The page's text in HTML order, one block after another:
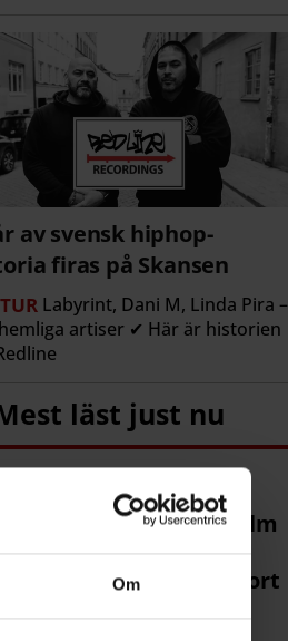
Om
av svensk hiphop-
firas på Skansen
Labyrint, Dani M, Linda Pira –
artiser ✔ Här är historien
läst just nu
Då kan du se
i Stockholm
Efter badklådan – tar bort